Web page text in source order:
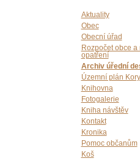
Aktuality
Obec
Obecní úřad
Rozpočet obce a
opatření
Archiv úřední
Územní plán
Knihovna
Fotogalerie
Kniha návštěv
Kontakt
Kronika
Pomoc občanům
Koš